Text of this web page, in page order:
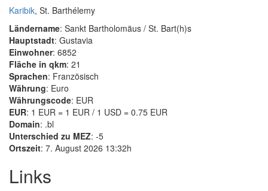
Karibik, St. Barthélemy
Ländername: Sankt Bartholomäus / St. Bart(h)s
Hauptstadt: Gustavia
Einwohner: 6852
Fläche in qkm: 21
Sprachen: Französisch
Währung: Euro
Währungscode: EUR
EUR: 1 EUR = 1 EUR / 1 USD = 0.75 EUR
Domain: .bl
Unterschied zu MEZ: -5
Ortszeit: 7. August 2026 13:32h
Links